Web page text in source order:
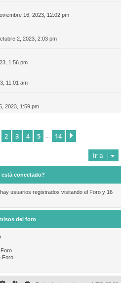
16, 2023, 12:02 pm
2, 2023, 2:03 pm
1:56 pm
11:01 am
2023, 1:59 pm
de 14
2 3 4 5 14
Ir a
está conectado?
usuarios registrados visitando el Foro y 16
del foro
Foro